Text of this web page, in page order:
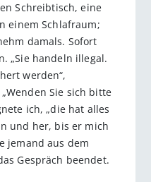
Schreibtisch, eine
einem Schlafraum;
damals. Sofort
„Sie handeln illegal.
werden“,
Sie sich bitte
ich, „die hat alles
und her, bis er mich
jemand aus dem
Gespräch beendet.